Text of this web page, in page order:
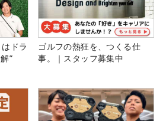
ドラ
”
ゴルフの熱狂を、つくる仕
事。｜スタッフ募集中